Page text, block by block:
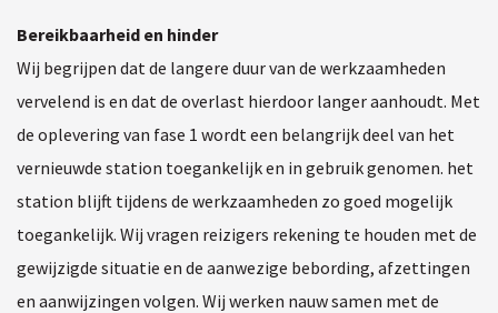
Bereikbaarheid en hinder
Wij begrijpen dat de langere duur van de werkzaamheden
vervelend is en dat de overlast hierdoor langer aanhoudt. Met
de oplevering van fase 1 wordt een belangrijk deel van het
vernieuwde station toegankelijk en in gebruik genomen. het
station blijft tijdens de werkzaamheden zo goed mogelijk
toegankelijk. Wij vragen reizigers rekening te houden met de
gewijzigde situatie en de aanwezige bebording, afzettingen
en aanwijzingen volgen. Wij werken nauw samen met de